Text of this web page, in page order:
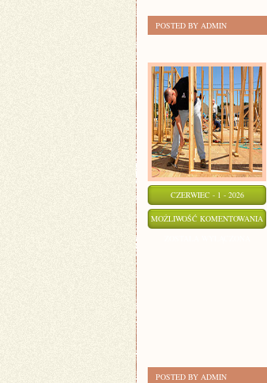
POSTED BY ADMIN
CZERWIEC - 1 - 2026
MOŻLIWOŚĆ KOMENTOWANIA
POSTED BY ADMIN